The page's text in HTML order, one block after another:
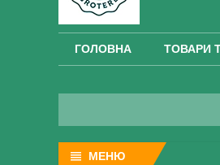
ГОЛОВНА ТОВАРИ